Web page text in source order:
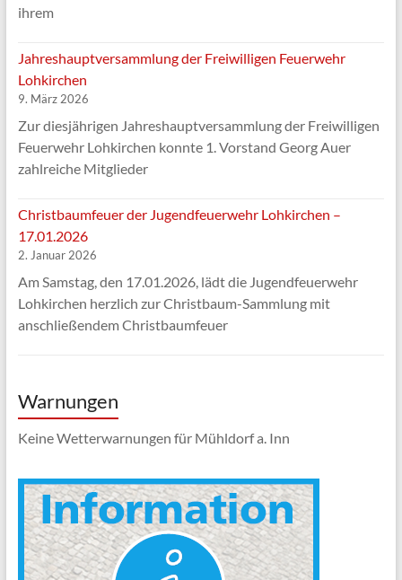
ihrem
Jahreshauptversammlung der Freiwilligen Feuerwehr
Lohkirchen
9. März 2026
Zur diesjährigen Jahreshauptversammlung der Freiwilligen
Feuerwehr Lohkirchen konnte 1. Vorstand Georg Auer
zahlreiche Mitglieder
Christbaumfeuer der Jugendfeuerwehr Lohkirchen –
17.01.2026
2. Januar 2026
Am Samstag, den 17.01.2026, lädt die Jugendfeuerwehr
Lohkirchen herzlich zur Christbaum-Sammlung mit
anschließendem Christbaumfeuer
Warnungen
Keine Wetterwarnungen für Mühldorf a. Inn